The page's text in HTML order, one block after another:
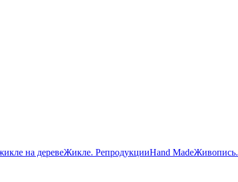
на деревеЖикле. РепродукцииHand Made